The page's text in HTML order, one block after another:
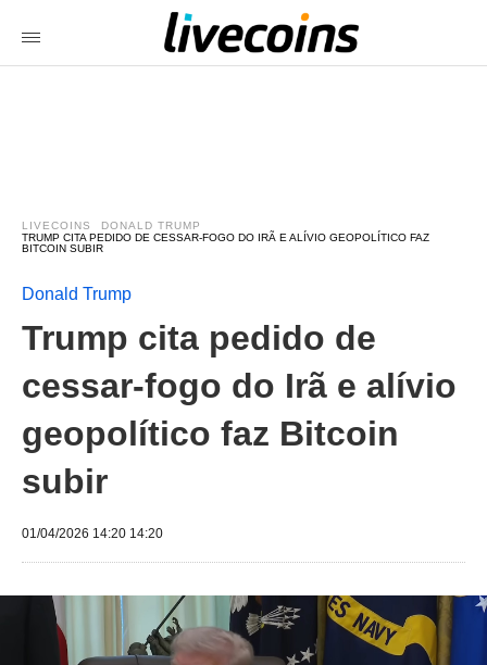
LIVECOINS
DONALD TRUMP
TRUMP CITA PEDIDO DE CESSAR-FOGO DO IRÃ E ALÍVIO GEOPOLÍTICO FAZ
BITCOIN SUBIR
Donald Trump
Trump cita pedido de
cessar-fogo do Irã e alívio
geopolítico faz Bitcoin
subir
01/04/2026 14:20 14:20